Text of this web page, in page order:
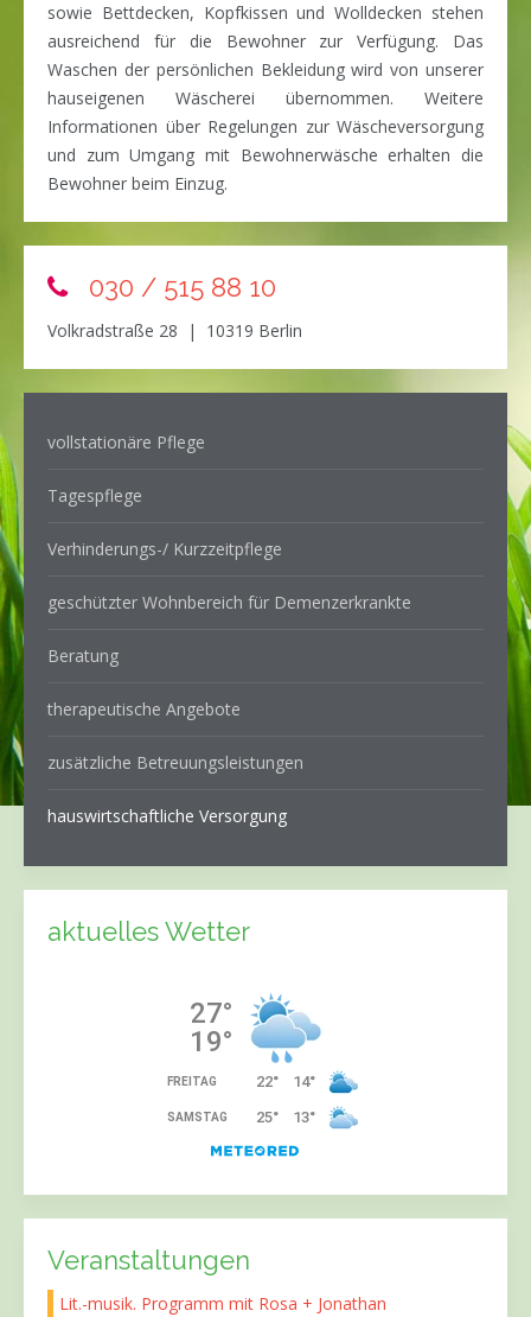
sowie Bettdecken, Kopfkissen und Wolldecken stehen
ausreichend für die Bewohner zur Verfügung. Das
Waschen der persönlichen Bekleidung wird von unserer
hauseigenen Wäscherei übernommen. Weitere
Informationen über Regelungen zur Wäscheversorgung
und zum Umgang mit Bewohnerwäsche erhalten die
Bewohner beim Einzug.
030 / 515 88 10
Volkradstraße 28 | 10319 Berlin
vollstationäre Pflege
Tagespflege
Verhinderungs-/ Kurzzeitpflege
geschützter Wohnbereich für Demenzerkrankte
Beratung
therapeutische Angebote
zusätzliche Betreuungsleistungen
hauswirtschaftliche Versorgung
aktuelles Wetter
Veranstaltungen
Lit.-musik. Programm mit Rosa + Jonathan